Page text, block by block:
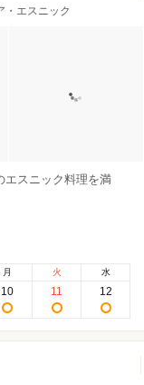
・エスニック
エスニック料理を満
月
10
火
11
水
12